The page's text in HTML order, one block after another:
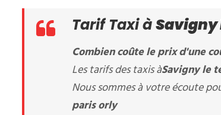
Tarif Taxi àSavigny
Combien coûte le prix d'une
Les tarifs des taxis àSavigny le
Nous sommes à votre écoute
paris orly